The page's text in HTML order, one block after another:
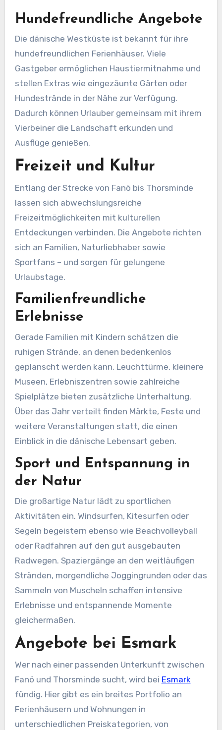
Hundefreundliche Angebote
Die dänische Westküste ist bekannt für ihre
hundefreundlichen Ferienhäuser. Viele
Gastgeber ermöglichen Haustiermitnahme und
stellen Extras wie eingezäunte Gärten oder
Hundestrände in der Nähe zur Verfügung.
Dadurch können Urlauber gemeinsam mit ihrem
Vierbeiner die Landschaft erkunden und
Ausflüge genießen.
Freizeit und Kultur
Entlang der Strecke von Fanö bis Thorsminde
lassen sich abwechslungsreiche
Freizeitmöglichkeiten mit kulturellen
Entdeckungen verbinden. Die Angebote richten
sich an Familien, Naturliebhaber sowie
Sportfans – und sorgen für gelungene
Urlaubstage.
Familienfreundliche
Erlebnisse
Gerade Familien mit Kindern schätzen die
ruhigen Strände, an denen bedenkenlos
geplanscht werden kann. Leuchttürme, kleinere
Museen, Erlebniszentren sowie zahlreiche
Spielplätze bieten zusätzliche Unterhaltung.
Über das Jahr verteilt finden Märkte, Feste und
weitere Veranstaltungen statt, die einen
Einblick in die dänische Lebensart geben.
Sport und Entspannung in
der Natur
Die großartige Natur lädt zu sportlichen
Aktivitäten ein. Windsurfen, Kitesurfen oder
Segeln begeistern ebenso wie Beachvolleyball
oder Radfahren auf den gut ausgebauten
Radwegen. Spaziergänge an den weitläufigen
Stränden, morgendliche Joggingrunden oder das
Sammeln von Muscheln schaffen intensive
Erlebnisse und entspannende Momente
gleichermaßen.
Angebote bei Esmark
Wer nach einer passenden Unterkunft zwischen
Fanö und Thorsminde sucht, wird bei Esmark
fündig. Hier gibt es ein breites Portfolio an
Ferienhäusern und Wohnungen in
unterschiedlichen Preiskategorien, von